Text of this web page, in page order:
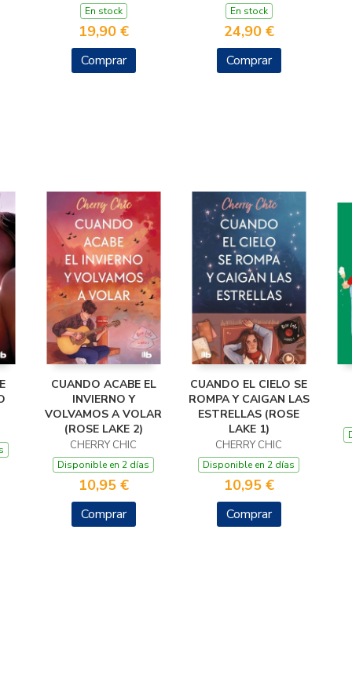
En stock
19,90 €
Comprar
En stock
24,90 €
Comprar
CUANDO ACABE EL
INVIERNO Y
VOLVAMOS A VOLAR
(ROSE LAKE 2)
CHERRY CHIC
Disponible en 2 días
10,95 €
Comprar
CUANDO EL CIELO SE
ROMPA Y CAIGAN LAS
ESTRELLAS (ROSE
LAKE 1)
CHERRY CHIC
Disponible en 2 días
10,95 €
Comprar